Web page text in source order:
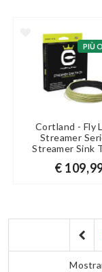
PIÙ
Cortland - Fly
Streamer
Streamer Sink
€